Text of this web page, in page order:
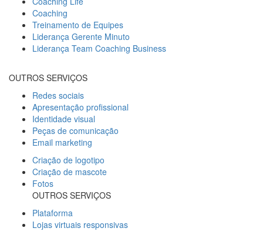
Coaching
Treinamento de Equipes
Liderança Gerente Minuto
Liderança Team Coaching Business
OUTROS SERVIÇOS
Redes sociais
Apresentação profissional
Identidade visual
Peças de comunicação
Email marketing
Criação de logotipo
Criação de mascote
Fotos
OUTROS SERVIÇOS
Plataforma
Lojas virtuais responsivas